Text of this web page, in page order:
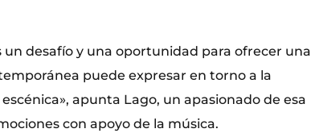
un desafío y una oportunidad para ofrecer una
puede expresar en torno a la
apunta Lago, un apasionado de esa
con apoyo de la música.